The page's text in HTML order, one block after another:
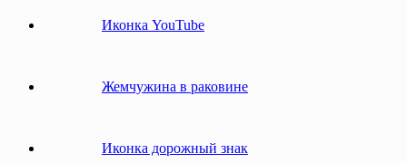
Иконка YouTube
Жемчужина в раковине
Иконка дорожный знак